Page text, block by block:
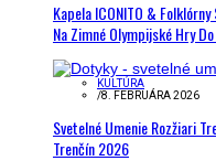
Kapela ICONITO &
Na Zimné Olympijské Hry
KULTÚRA
/8. FEBRUÁRA 2026
Svetelné Umenie Rozžiari
Trenčín 2026